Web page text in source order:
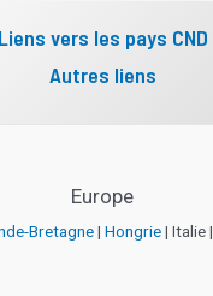
Liens vers les pays CND
Autres liens
Europe
Bretagne| Hongrie| Italie |